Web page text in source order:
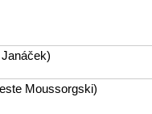
Moussorgski)